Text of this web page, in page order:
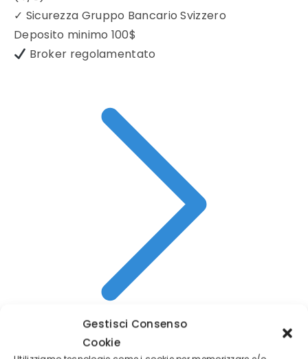
Gestisci Consenso
Cookie
✓ Sicurezza Gruppo Bancario Svizzero
Deposito minimo 100$
Broker regolamentato